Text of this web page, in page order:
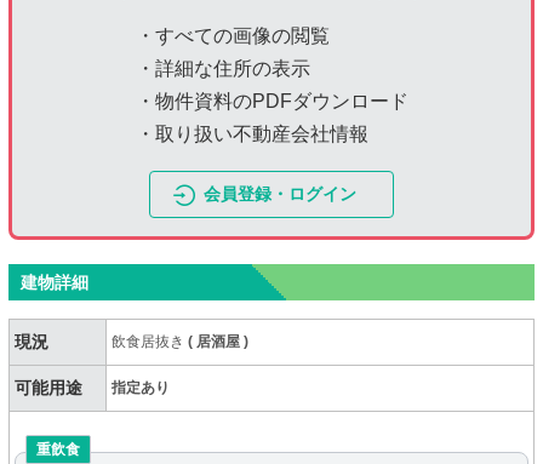
・すべての画像の閲覧
・詳細な住所の表示
・物件資料のPDFダウンロード
・取り扱い不動産会社情報
会員登録・ログイン
建物詳細
現況 飲食居抜き( 居酒屋)
可能用途 指定あり
重飲食